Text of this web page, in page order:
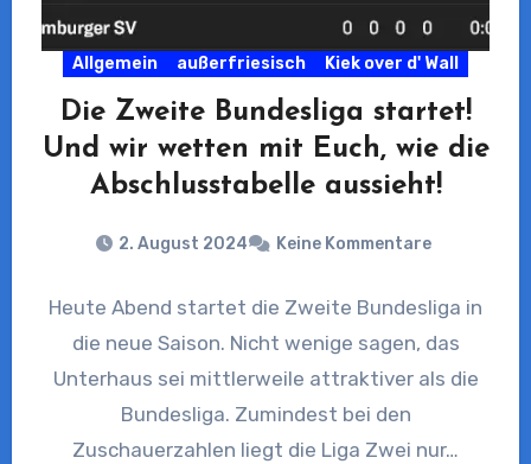
Allgemein außerfriesisch Kiek over d' Wall
Die Zweite Bundesliga startet!
Und wir wetten mit Euch, wie die
Abschlusstabelle aussieht!
2. August 2024 Keine Kommentare
Heute Abend startet die Zweite Bundesliga in
die neue Saison. Nicht wenige sagen, das
Unterhaus sei mittlerweile attraktiver als die
Bundesliga. Zumindest bei den
Zuschauerzahlen liegt die Liga Zwei nur…